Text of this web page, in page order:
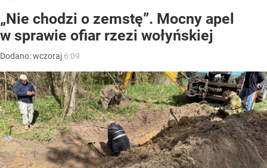
„Nie chodzi o zemstę”. Mocny apel
w sprawie ofiar rzezi wołyńskiej
Dodano:wczoraj 6:09